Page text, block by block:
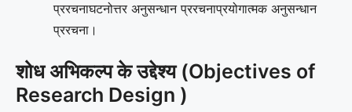
प्ररचनाघटनोत्तर अनुसन्धान प्ररचनाप्रयोगात्मक अनुसन्धान
प्ररचना।
शोध अभिकल्प के उद्देश्य (Objectives of
Research Design )